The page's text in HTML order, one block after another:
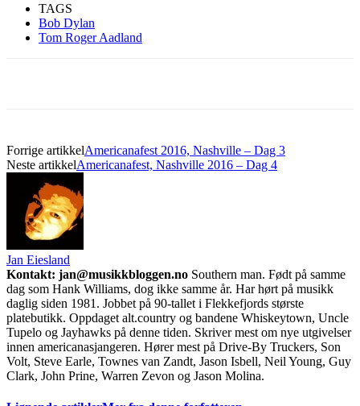
TAGS
Bob Dylan
Tom Roger Aadland
Forrige artikkelAmericanafest 2016, Nashville – Dag 3
Neste artikkelAmericanafest, Nashville 2016 – Dag 4
Jan Eiesland
Kontakt: jan@musikkbloggen.no Southern man. Født på samme
dag som Hank Williams, dog ikke samme år. Har hørt på musikk
daglig siden 1981. Jobbet på 90-tallet i Flekkefjords største
platebutikk. Oppdaget alt.country og bandene Whiskeytown, Uncle
Tupelo og Jayhawks på denne tiden. Skriver mest om nye utgivelser
innen americanasjangeren. Hører mest på Drive-By Truckers, Son
Volt, Steve Earle, Townes van Zandt, Jason Isbell, Neil Young, Guy
Clark, John Prine, Warren Zevon og Jason Molina.